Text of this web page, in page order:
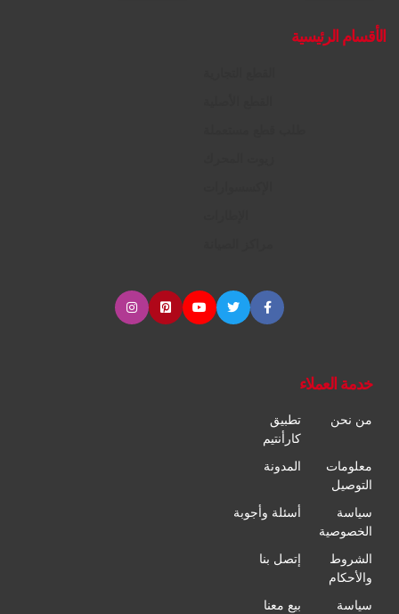
الأقسام الرئيسية
خدمة العملاء
من نحن
تطبيق
كارأنتيم
معلومات
التوصيل
المدونة
سياسة
الخصوصية
أسئلة وأجوبة
الشروط
والأحكام
إتصل بنا
سياسة بيع معنا